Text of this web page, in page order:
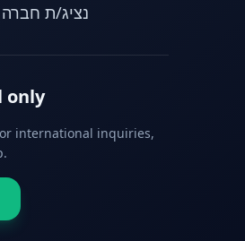
נציג/ת
only
international inquiries,